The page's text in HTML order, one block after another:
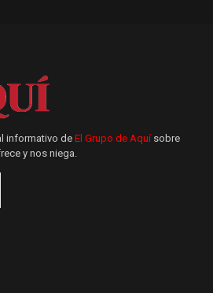
informativo de El Grupo de Aquí sobre
y nos niega.